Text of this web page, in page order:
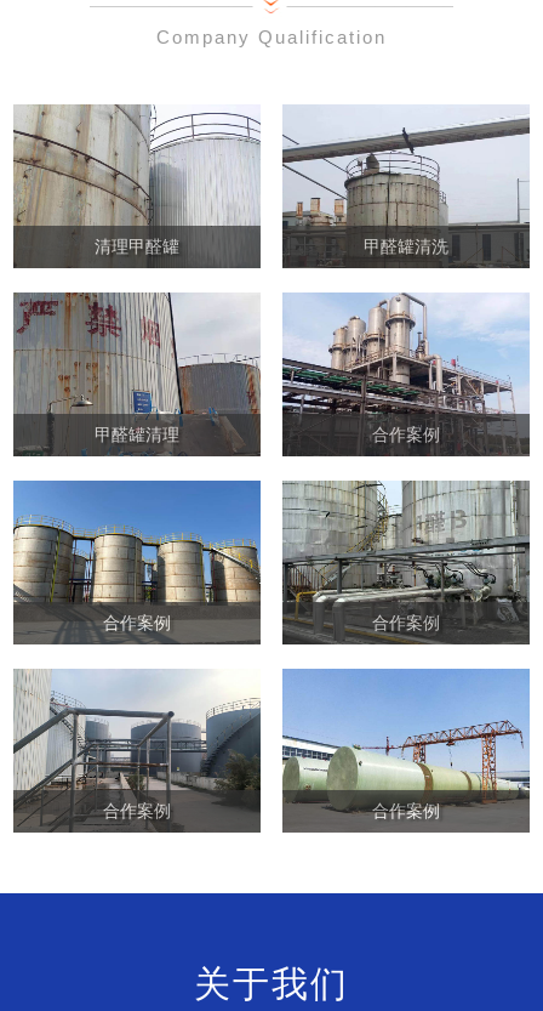
Company Qualification
清理甲醛罐 甲醛罐清洗
甲醛罐清理 合作案例
合作案例 合作案例
合作案例 合作案例
关于我们